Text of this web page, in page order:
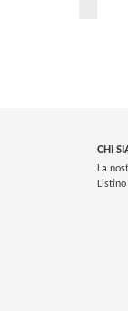
CHI
La
Listino